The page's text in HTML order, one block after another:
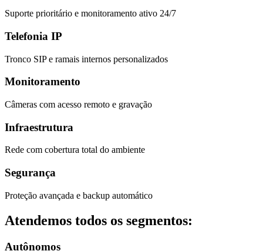
Suporte prioritário e monitoramento ativo 24/7
Telefonia IP
Tronco SIP e ramais internos personalizados
Monitoramento
Câmeras com acesso remoto e gravação
Infraestrutura
Rede com cobertura total do ambiente
Segurança
Proteção avançada e backup automático
Atendemos todos os segmentos:
Autônomos